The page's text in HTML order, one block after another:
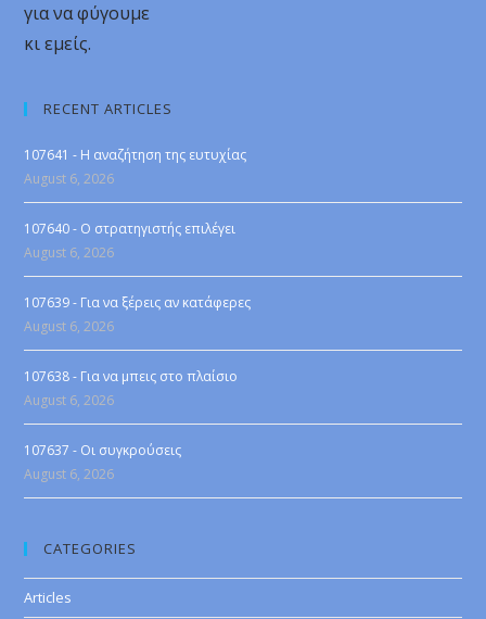
για να φύγουμε
κι εμείς.
RECENT ARTICLES
107641 - Η αναζήτηση της ευτυχίας
August 6, 2026
107640 - Ο στρατηγιστής επιλέγει
August 6, 2026
107639 - Για να ξέρεις αν κατάφερες
August 6, 2026
107638 - Για να μπεις στο πλαίσιο
August 6, 2026
107637 - Οι συγκρούσεις
August 6, 2026
CATEGORIES
Articles